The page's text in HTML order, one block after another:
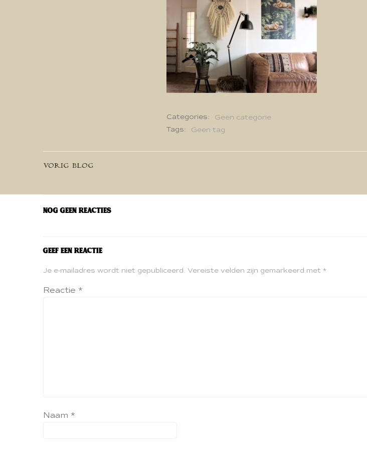
Categories:
Geen categorie
Tags:
Geen tag
Bericht
navigatie
VORIG BLOG
Nog geen reacties
Geef een reactie
Je e-mailadres wordt niet gepubliceerd. Vereiste velden zijn gemarkeerd met *
Reactie *
Naam *